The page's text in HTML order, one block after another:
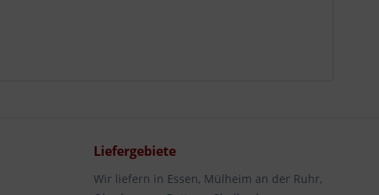
Liefergebiete
Wir liefern in Essen, Mülheim an der Ruhr,